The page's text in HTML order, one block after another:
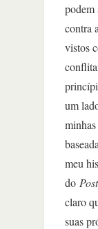
podem
contra
vistos
um
meu
do Post
claro
suas